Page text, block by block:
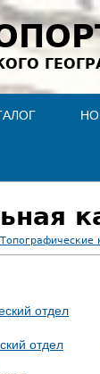
Jump to
Топографические
отдел
отдел